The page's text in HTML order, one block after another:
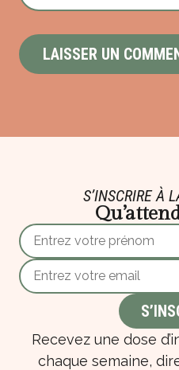
S’INSCRIRE À
Recevez une dose
chaque semaine,